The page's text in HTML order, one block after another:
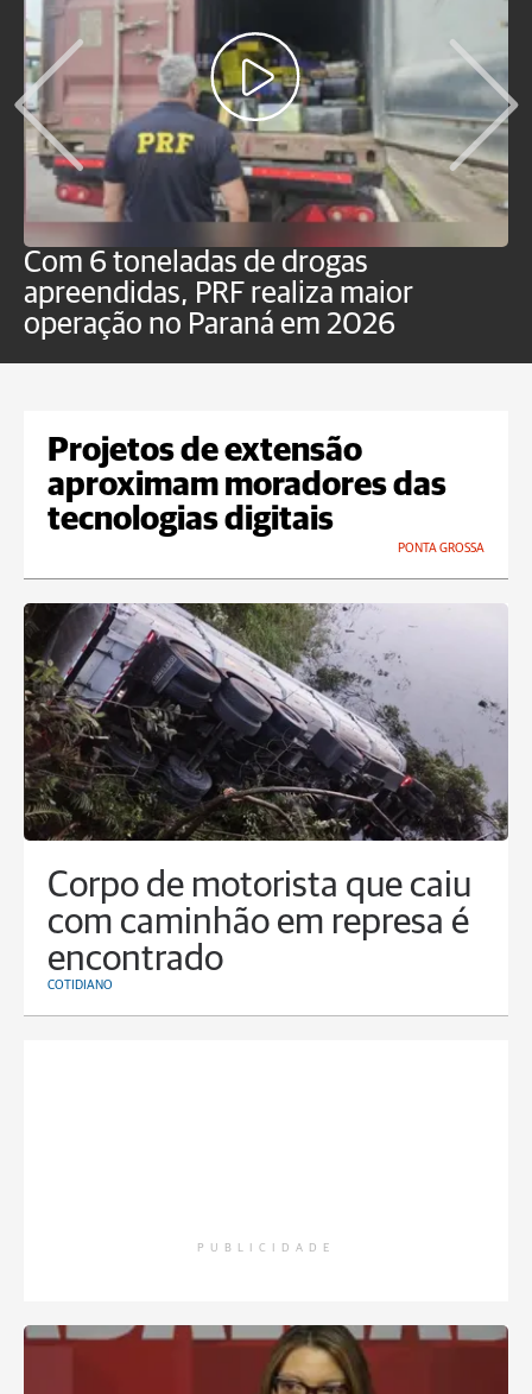
Com 6 toneladas de drogas
apreendidas, PRF realiza maior
operação no Paraná em 2026
Projetos de extensão
aproximam moradores das
tecnologias digitais
PONTA GROSSA
Corpo de motorista que caiu
com caminhão em represa é
encontrado
COTIDIANO
PUBLICIDADE